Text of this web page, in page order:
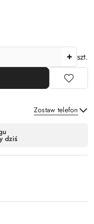
szt.
Zostaw telefon
dziś